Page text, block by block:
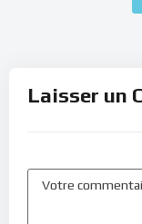
Laisser un